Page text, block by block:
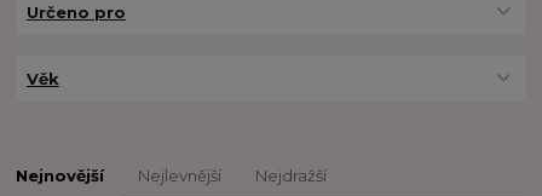
Určeno pro
Věk
Nejnovější Nejlevnější Nejdražší